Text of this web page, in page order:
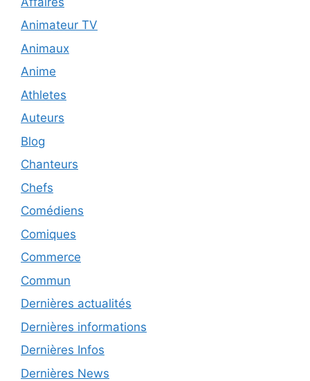
Animateur TV
Animaux
Anime
Athletes
Auteurs
Blog
Chanteurs
Chefs
Comédiens
Comiques
Commerce
Commun
Dernières actualités
Dernières informations
Dernières Infos
Dernières News